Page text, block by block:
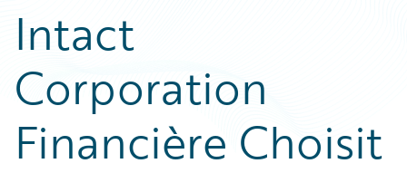
Intact
Corporation
Financière Choisit